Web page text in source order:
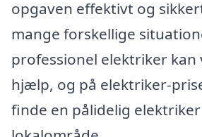
opgaven effektivt og
mange forskellige
professionel elektriker
hjælp, og på elektriker-
finde en pålidelig